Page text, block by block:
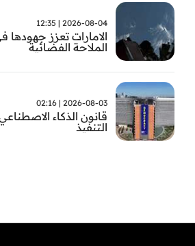
2026-08-04 | 12:35
الامارات تعزز جهودها
الملاحة الفضائية
2026-08-03 | 02:16
قانون الذكاء
التنفيذ